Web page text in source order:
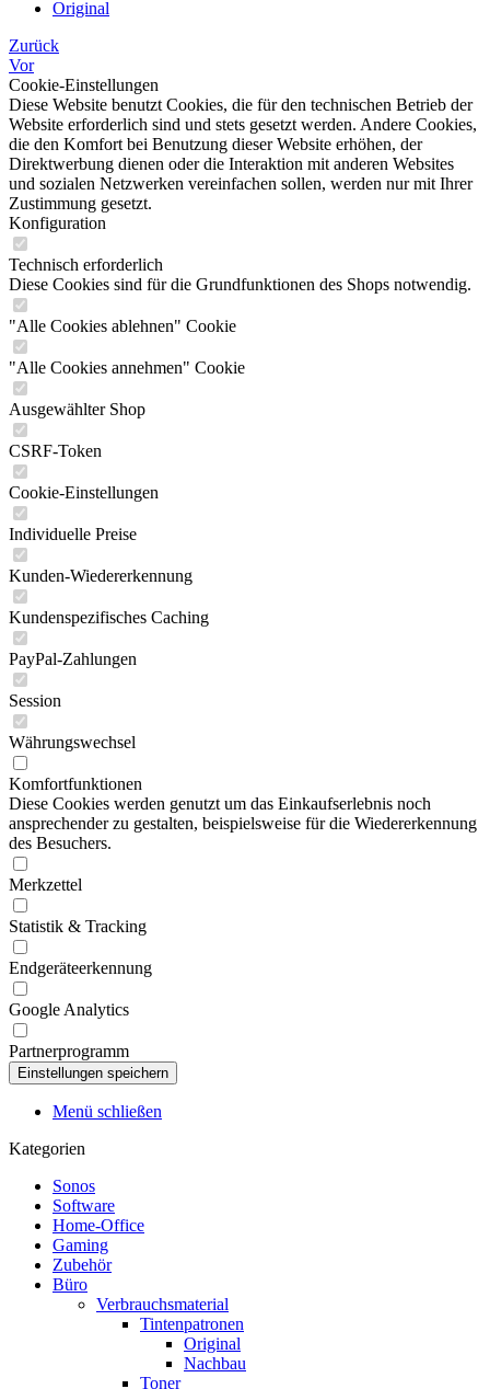
Original
Zurück
Vor
Cookie-Einstellungen
Diese Website benutzt Cookies, die für den technischen Betrieb der
Website erforderlich sind und stets gesetzt werden. Andere Cookies,
die den Komfort bei Benutzung dieser Website erhöhen, der
Direktwerbung dienen oder die Interaktion mit anderen Websites
und sozialen Netzwerken vereinfachen sollen, werden nur mit Ihrer
Zustimmung gesetzt.
Konfiguration
Technisch erforderlich
Diese Cookies sind für die Grundfunktionen des Shops notwendig.
"Alle Cookies ablehnen" Cookie
"Alle Cookies annehmen" Cookie
Ausgewählter Shop
CSRF-Token
Cookie-Einstellungen
Individuelle Preise
Kunden-Wiedererkennung
Kundenspezifisches Caching
PayPal-Zahlungen
Session
Währungswechsel
Komfortfunktionen
Diese Cookies werden genutzt um das Einkaufserlebnis noch
ansprechender zu gestalten, beispielsweise für die Wiedererkennung
des Besuchers.
Merkzettel
Statistik & Tracking
Endgeräteerkennung
Google Analytics
Partnerprogramm
Menü schließen
Kategorien
Sonos
Software
Home-Office
Gaming
Zubehör
Büro
Verbrauchsmaterial
Tintenpatronen
Original
Nachbau
Toner